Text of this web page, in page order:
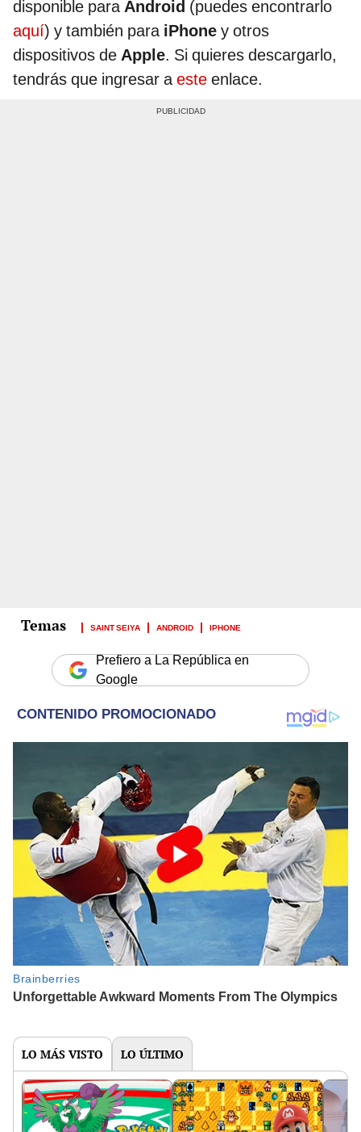
disponible paraAndroid (puedes encontrarlo
aquí) y también para iPhone y otros
dispositivos de Apple. Si quieres descargarlo,
tendrás que ingresar aeste enlace.
SAINT SEIYA ANDROID IPHONE
Prefiero a La República en
Google
LO MÁS VISTO LO ÚLTIMO